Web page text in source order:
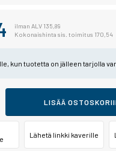
ilman ALV 135,89
Kokonaishinta sis. toimitus 170,54
kun tuotetta on jälleen tarjolla
LISÄÄ
Lähetä linkki kaverille